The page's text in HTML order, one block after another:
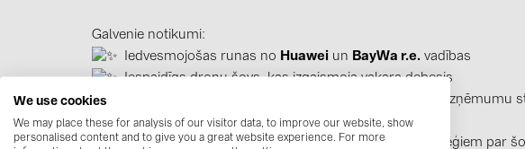
Katalogi
Instalācijas
Galvenie notikumi:
Iedvesmojošas runas no Huawei un BayWa r.e. vadības
Iespaidīgs dronu šovs, kas izgaismoja vakara debesis
Apbalvojumi par kopīgu ieguldījumu mūsu Eiropas uzņēmumu
Liels paldies Huawei, mūsu uzstādītāju partneriem un kolēģiem par
We use cookies
We may place these for analysis of our visitor data, to improve our website, show
personalised content and to give you a great website experience. For more